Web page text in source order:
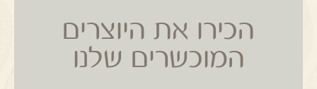
הכירו את היוצרים
המוכשרים שלנו